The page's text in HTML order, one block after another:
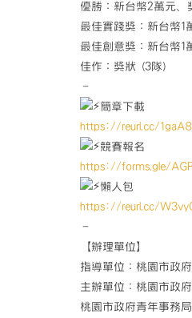
優勝：新台幣2萬元、
最佳實踐獎：新台幣1
最佳創意獎：新台幣1
佳作：獎狀 (3隊)
–
簡章下載
https://reurl.cc/
競賽報名
https://forms.gle/
懶人包
https://reurl.cc/
–
【辦理單位】
指導單位：桃園市政
主辦單位：桃園市政
桃園市政府青年事務局